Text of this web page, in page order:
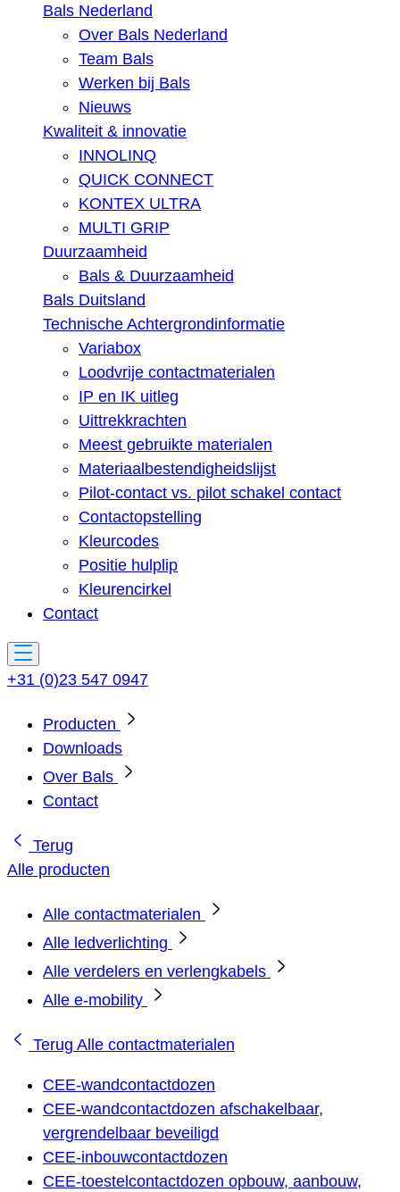
Bals Nederland
Over Bals Nederland
Team Bals
Werken bij Bals
Nieuws
Kwaliteit & innovatie
INNOLINQ
QUICK CONNECT
KONTEX ULTRA
MULTI GRIP
Duurzaamheid
Bals & Duurzaamheid
Bals Duitsland
Technische Achtergrondinformatie
Variabox
Loodvrije contactmaterialen
IP en IK uitleg
Uittrekkrachten
Meest gebruikte materialen
Materiaalbestendigheidslijst
Pilot-contact vs. pilot schakel contact
Contactopstelling
Kleurcodes
Positie hulplip
Kleurencirkel
Contact
+31 (0)23 547 0947
Producten
Downloads
Over Bals
Contact
Terug
Alle producten
Alle contactmaterialen
Alle ledverlichting
Alle verdelers en verlengkabels
Alle e-mobility
Terug Alle contactmaterialen
CEE-wandcontactdozen
CEE-wandcontactdozen afschakelbaar,
vergrendelbaar beveiligd
CEE-inbouwcontactdozen
CEE-toestelcontactdozen opbouw, aanbouw,